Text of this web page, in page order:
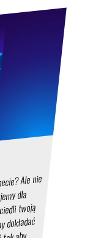
Ale nie
dla
twoją